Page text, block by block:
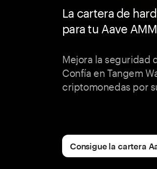
La cartera de
para tu Aave
Mejora la seguridad
Confía en Tangem
criptomonedas por
Consigue la cartera